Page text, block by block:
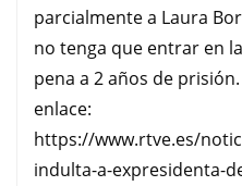
parcialmente a Laura
no tenga que entrar en
pena a 2 años de
enlace:
https://www.rtve.es/
indulta-a-expresidenta-